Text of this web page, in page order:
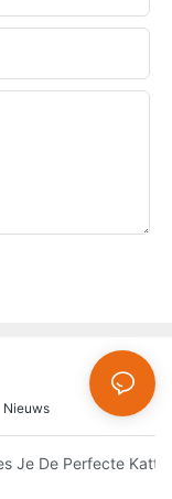
Nieuws
Is Het Beste Voor
Je De Perfecte